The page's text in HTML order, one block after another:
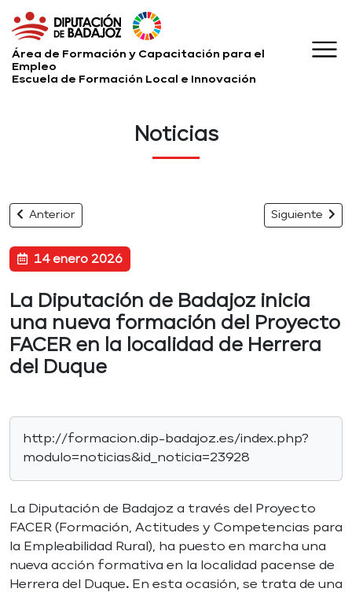
Área de Formación y Capacitación para el
Empleo
Escuela de Formación Local e Innovación
Noticias
Anterior Siguiente
14 enero 2026
La Diputación de Badajoz inicia
una nueva formación del Proyecto
FACER en la localidad de Herrera
del Duque
http://formacion.dip-badajoz.es/index.php?
modulo=noticias&id_noticia=23928
La Diputación de Badajoz a través del Proyecto
FACER (Formación, Actitudes y Competencias para
la Empleabilidad Rural), ha puesto en marcha una
nueva acción formativa en la localidad pacense de
Herrera del Duque. En esta ocasión, se trata de una